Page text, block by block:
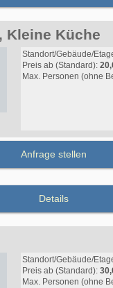
Kleine Küche
Standort/Gebäude/
Preis ab (Standard):
Max. Personen (ohne
Anfrage stellen
Details
Standort/Gebäude/
Preis ab (Standard):
Max. Personen (ohne